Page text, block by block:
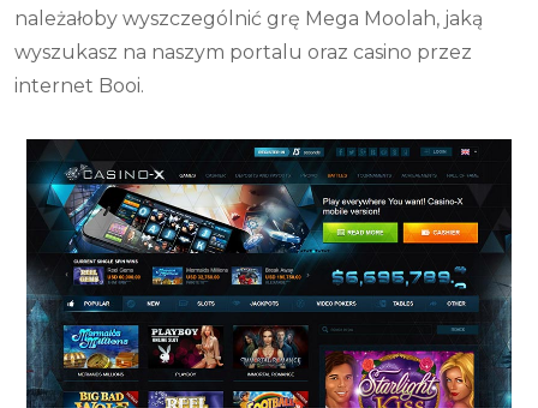
należałoby wyszczególnić grę Mega Moolah, jaką
wyszukasz na naszym portalu oraz casino przez
internet Booi.